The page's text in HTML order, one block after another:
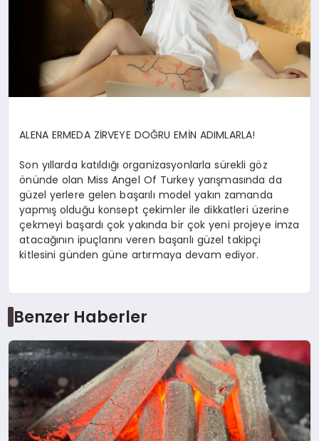
ALENA ERMEDA ZİRVEYE DOĞRU EMİN ADIMLARLA!
Son yıllarda katıldığı organizasyonlarla sürekli göz
önünde olan Miss Angel Of Turkey yarışmasında da
güzel yerlere gelen başarılı model yakın zamanda
yapmış olduğu konsept çekimler ile dikkatleri üzerine
çekmeyi başardı çok yakında bir çok yeni projeye imza
atacağının ipuçlarını veren başarılı güzel takipçi
kitlesini günden güne artırmaya devam ediyor.
Benzer Haberler